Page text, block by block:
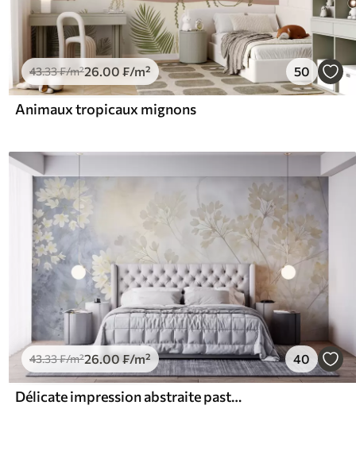
43.33₣/m²26 .00 ₣/m² 50
Animaux tropicaux mignons
43.33₣/m²26.00 ₣/m² 40
Délicate impression abstraite pastel de fleurs blanches sur fond flou, douce et éthérée